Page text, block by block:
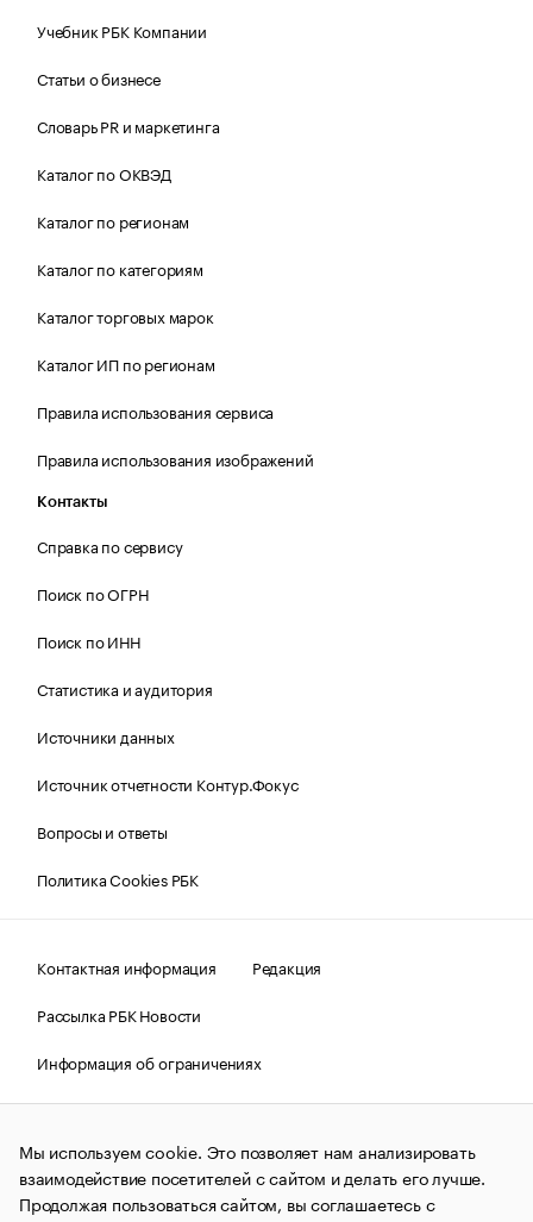
Учебник РБК Компании
Статьи о бизнесе
Словарь PR и маркетинга
Каталог по ОКВЭД
Каталог по регионам
Каталог по категориям
Каталог торговых марок
Каталог ИП по регионам
Правила использования сервиса
Правила использования изображений
Контакты
Справка по сервису
Поиск по ОГРН
Поиск по ИНН
Статистика и аудитория
Источники данных
Источник отчетности Контур.Фокус
Вопросы и ответы
Политика Cookies РБК
Контактная информация
Редакция
Рассылка РБК Новости
Информация об ограничениях
Правовая информация
О соблюдении авторских прав
© АО «РОСБИЗНЕСКОНСАЛТИНГ»,1995–2026.Сообщения
и материалы информационного агентства «РБК»
(зарегистрировано Федеральной службой по надзору в сфере
связи, информационных технологий и массовых
Мы используем cookie. Это позволяет нам анализировать
взаимодействие посетителей с сайтом и делать его лучше.
Продолжая пользоваться сайтом, вы соглашаетесь с